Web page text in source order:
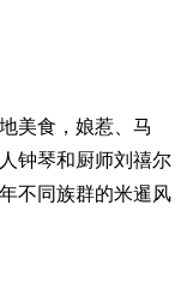
美食，娘惹、马
钟琴和厨师刘禧尔
不同族群的米暹风